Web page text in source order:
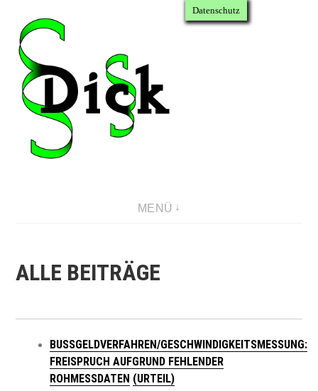
Direkt
zum
Inhalt
Bevor sie mit jemandem reden, reden Sie mit Ihrem Anwalt
MENÜ
ALLE BEITRÄGE
BUSSGELDVERFAHREN/GESCHWINDIGKEITSMESSUNG: F
REISPRUCH AUFGRUND FEHLENDER R
OHMESSDATEN
(URTEIL)
Datenschutz